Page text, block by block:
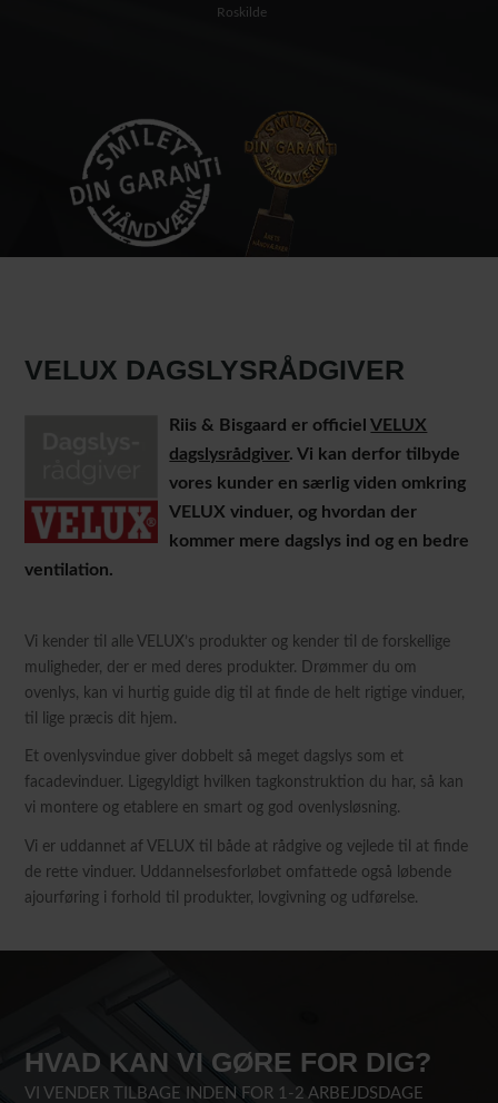
Roskilde
VELUX DAGSLYSRÅDGIVER
Riis & Bisgaard er officielVELUX
dagslysrådgiver. Vi kan derfor tilbyde
vores kunder en særlig viden omkring
VELUX vinduer, og hvordan der
kommer mere dagslys ind og en bedre
ventilation.
Vi kender til alle VELUX’s produkter og kender til de forskellige
muligheder, der er med deres produkter. Drømmer du om
ovenlys, kan vi hurtig guide dig til at finde de helt rigtige vinduer,
til lige præcis dit hjem.
Et ovenlysvindue giver dobbelt så meget dagslys som et
facadevinduer. Ligegyldigt hvilken tagkonstruktion du har, så kan
vi montere og etablere en smart og god ovenlysløsning.
Vi er uddannet af VELUX til både at rådgive og vejlede til at finde
de rette vinduer. Uddannelsesforløbet omfattede også løbende
ajourføring i forhold til produkter, lovgivning og udførelse.
HVAD KAN VI GØRE FOR DIG?
VI VENDER TILBAGE INDEN FOR 1-2 ARBEJDSDAGE